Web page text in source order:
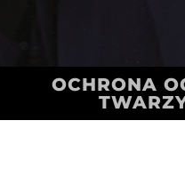
OCHRONA